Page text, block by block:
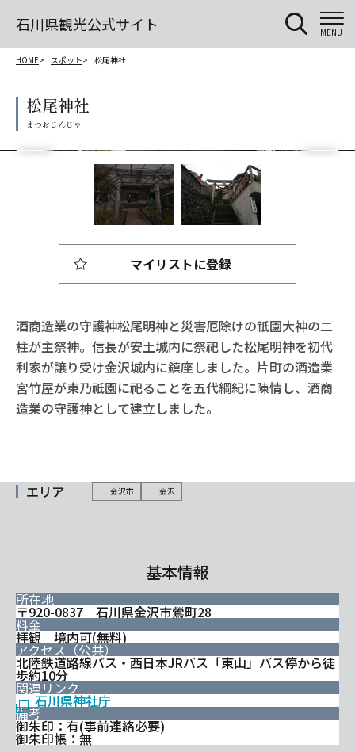
石川県観光公式サイト MENU
HOME スポット 松尾神社
松尾神社
酒商造業の守護神松尾明神と災害厄除けの祇園大神の二
柱が主祭神。信長が安土城内に祭祀した松尾明神を初代
利家が譲り受け金沢城内に鎮座しました。片町の酒造業
宮竹屋が東乃祇園に祀ることを五代綱紀に陳情し、酒商
造業の守護神として建立しました。
マイリストに登録
エリア 金沢市 金沢
基本情報
所在地
〒920-0837 石川県金沢市鶯町28
料金
拝観 境内可(無料)
アクセス（公共）
北陸鉄道路線バス・西日本JRバス「東山」バス停から徒
歩約10分
関連リンク
石川県神社庁
備考
御朱印：有(事前連絡必要)
御朱印帳：無